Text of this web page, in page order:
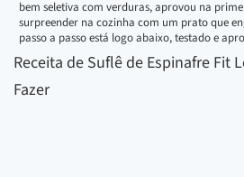
bem seletiva com verduras, aprovou na
surpreender na cozinha com um prato que
passo a passo está logo abaixo, testado e
Receita de Suflê de Espinafre Fit
Fazer